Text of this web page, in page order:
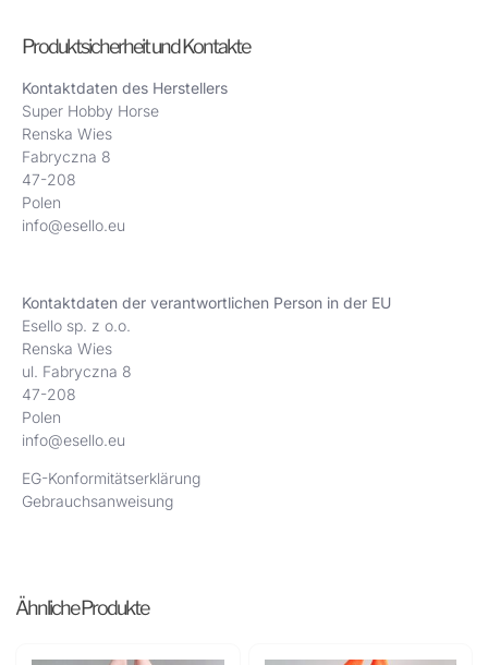
Produktsicherheit und Kontakte
Kontaktdaten des Herstellers
Super Hobby Horse
Renska Wies
Fabryczna 8
47-208
Polen
info@esello.eu
Kontaktdaten der verantwortlichen Person in der EU
Esello sp. z o.o.
Renska Wies
ul. Fabryczna 8
47-208
Polen
info@esello.eu
EG-Konformitätserklärung
Gebrauchsanweisung
Ähnliche Produkte